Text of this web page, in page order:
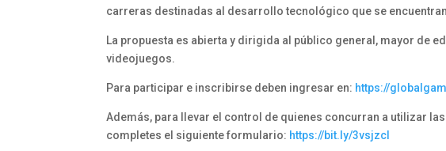
carreras destinadas al desarrollo tecnológico que se
La propuesta es abierta y dirigida al público general, mayor de
videojuegos.
Para participar e inscribirse deben ingresar en: https://
Además, para llevar el control de quienes concurran a utilizar
completes el siguiente formulario: https://bit.ly/3vsjzcI